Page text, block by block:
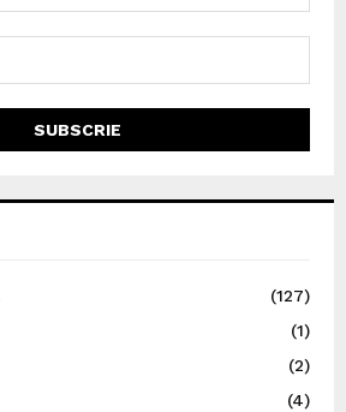
(127)
(1)
(2)
(4)